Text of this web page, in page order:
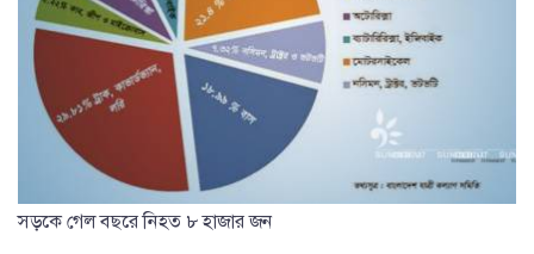
সড়কে গেল বছরে নিহত ৮ হাজার জন